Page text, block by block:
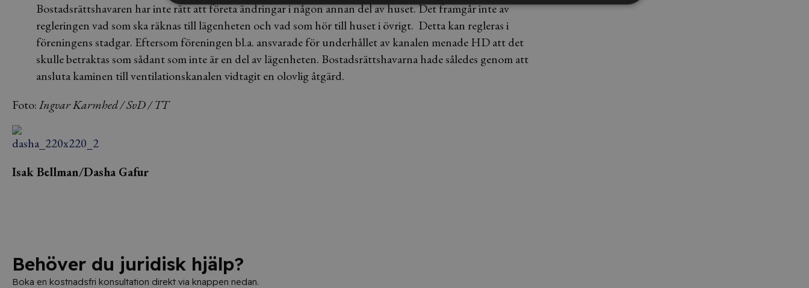
Bostadsrättshavaren har inte rätt att företa ändringar i någon annan del av huset. Det framgår inte av
regleringen vad som ska räknas till lägenheten och vad som hör till huset i övrigt. Detta kan regleras i
föreningens stadgar. Eftersom föreningen bl.a. ansvarade för underhållet av kanalen menade HD att det
skulle betraktas som sådant som inte är en del av lägenheten. Bostadsrättshavarna hade således genom att
ansluta kaminen till ventilationskanalen vidtagit en olovlig åtgärd.
Foto:Ingvar Karmhed / SvD / TT
Isak Bellman/Dasha Gafur
Behöver du juridisk hjälp?
Boka en kostnadsfri konsultation direkt via knappen nedan.